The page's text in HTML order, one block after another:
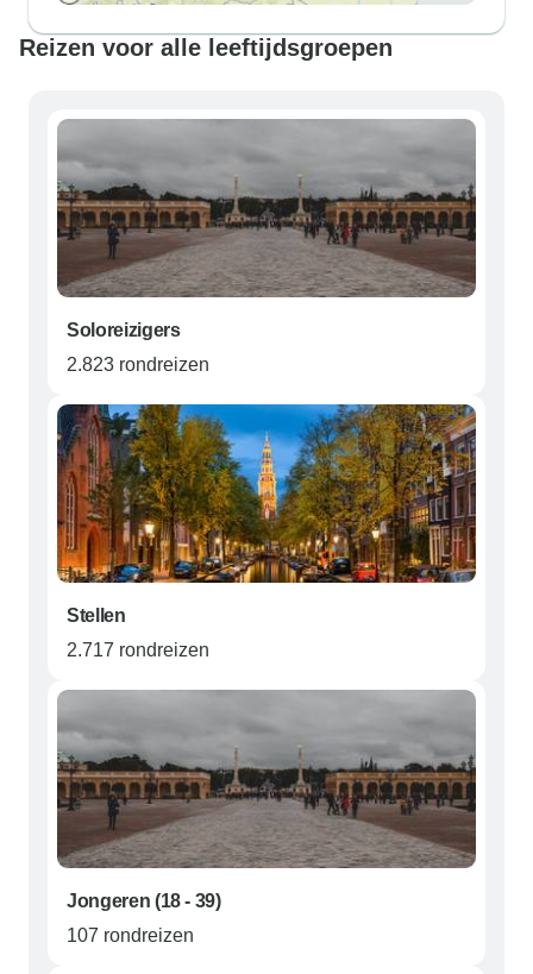
Reizen voor alle leeftijdsgroepen
Soloreizigers
2.823 rondreizen
Stellen
2.717 rondreizen
Jongeren (18 - 39)
107 rondreizen